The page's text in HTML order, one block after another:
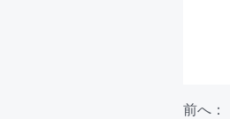
前へ：